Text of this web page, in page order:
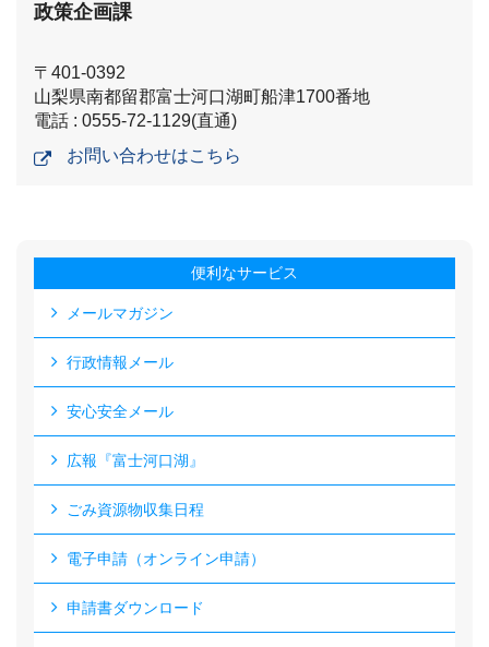
政策企画課
〒401-0392
山梨県南都留郡富士河口湖町船津1700番地
電話 : 0555-72-1129(直通)
お問い合わせはこちら
便利なサービス
メールマガジン
行政情報メール
安心安全メール
広報『富士河口湖』
ごみ資源物収集日程
電子申請（オンライン申請）
申請書ダウンロード